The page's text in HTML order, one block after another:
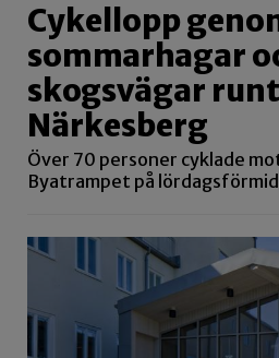
Cykellopp
sommarhagar
skogsvägar runt
Närkesberg
Över 70 personer cyklade
Byatrampet på